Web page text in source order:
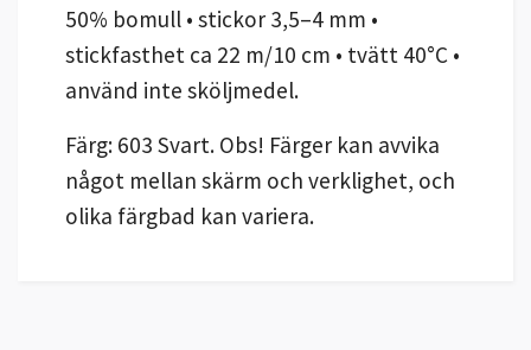
50% bomull • stickor 3,5–4 mm •
stickfasthet ca 22 m/10 cm • tvätt 40°C •
använd inte sköljmedel.
Färg: 603 Svart. Obs! Färger kan avvika
något mellan skärm och verklighet, och
olika färgbad kan variera.